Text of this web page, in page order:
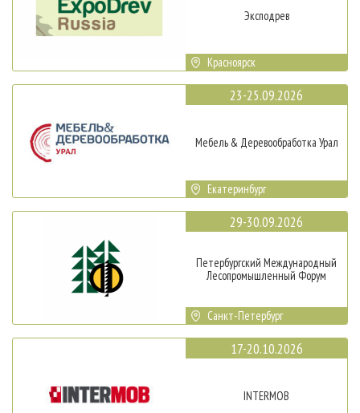
Эксподрев
Красноярск
23-25.09.2026
Мебель & Деревообработка Урал
Екатеринбург
29-30.09.2026
Петербургский Международный
Лесопромышленный Форум
Санкт-Петербург
17-20.10.2026
INTERMOB